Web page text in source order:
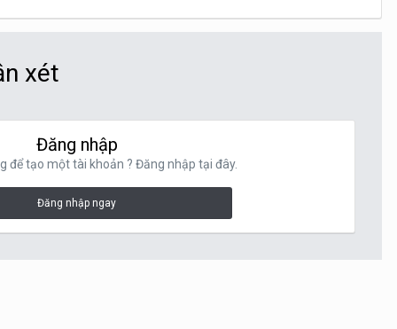
xét
Đăng nhập
để tạo một tài khoản ? Đăng nhập tại đây.
Đăng nhập ngay